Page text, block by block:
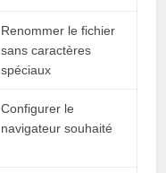
Renommer le fichier
sans caractères
spéciaux
Configurer le
navigateur souhaité